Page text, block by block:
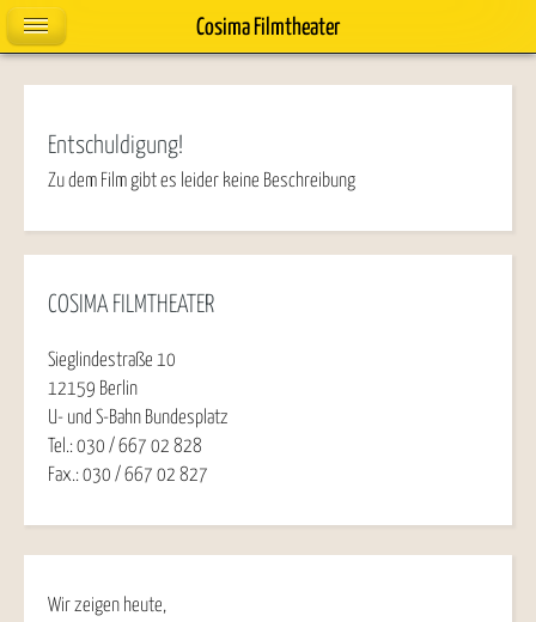
COSIMA FILMTHEATER
Sieglindestraße 10
12159 Berlin
U- und S-Bahn Bundesplatz
Tel.: 030 / 667 02 828
Fax.: 030 / 667 02 827
Wir zeigen heute,
Entschuldigung!
Zu dem Film gibt es leider keine Beschreibung
Cosima Filmtheater